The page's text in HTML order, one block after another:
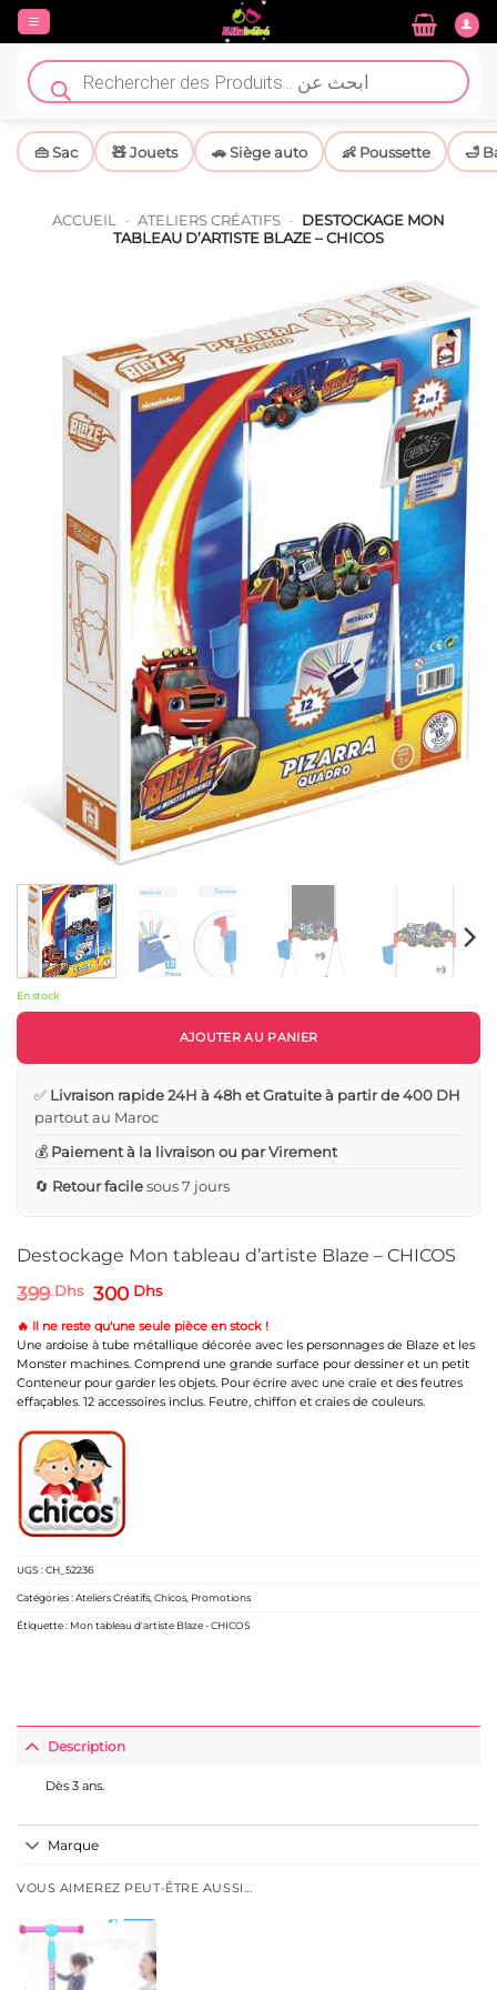
Passer
contenu
Recherche
de
produits
👜 Sac 🧸 Jouets 🚗 Siège auto 👶 Poussette 🛁
ACCUEIL - ATELIERS CRÉATIFS - DESTOCKAGE MON
TABLEAU D’ARTISTE BLAZE – CHICOS
Destockage Mon tableau d’artiste Blaze – CHICOS
399Dhs Le
initial
était :
399 Dhs.
300 DhsLe
actuel
est :
300 Dhs.
Une ardoise à tube métallique décorée avec les personnages de Blaze et les
Monster machines. Comprend une grande surface pour dessiner et un petit
Conteneur pour garder les objets. Pour écrire avec une craie et des feutres
effaçables. 12 accessoires inclus. Feutre, chiffon et craies de couleurs.
🔥 Il ne reste qu'une seule pièce en stock !
En stock
AJOUTER AU PANIER
✅ Livraison rapide 24H à 48h et Gratuite à partir de 400 DH
partout au Maroc
💰 Paiement à la livraison ou par Virement
🔄 Retour facilesous 7 jours
UGS :CH_52236
Catégories :Ateliers Créatifs Chicos Promotions
Étiquette : Mon tableau d'artiste Blaze - CHICOS
Description
Dès 3 ans.
Marque
VOUS AIMEREZ PEUT-ÊTRE AUSSI…